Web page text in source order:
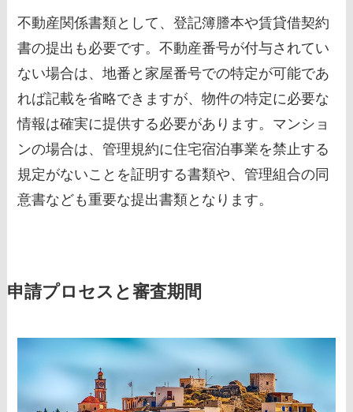
不動産関係書類として、登記簿謄本や賃貸借契約
書の提出も必要です。不動産番号が付与されてい
ない場合は、地番と家屋番号での特定が可能であ
れば記載を省略できますが、物件の特定に必要な
情報は確実に提供する必要があります。マンショ
ンの場合は、管理規約に住宅宿泊事業を禁止する
規定がないことを証明する書類や、管理組合の同
意書なども重要な提出書類となります。
申請プロセスと審査期間